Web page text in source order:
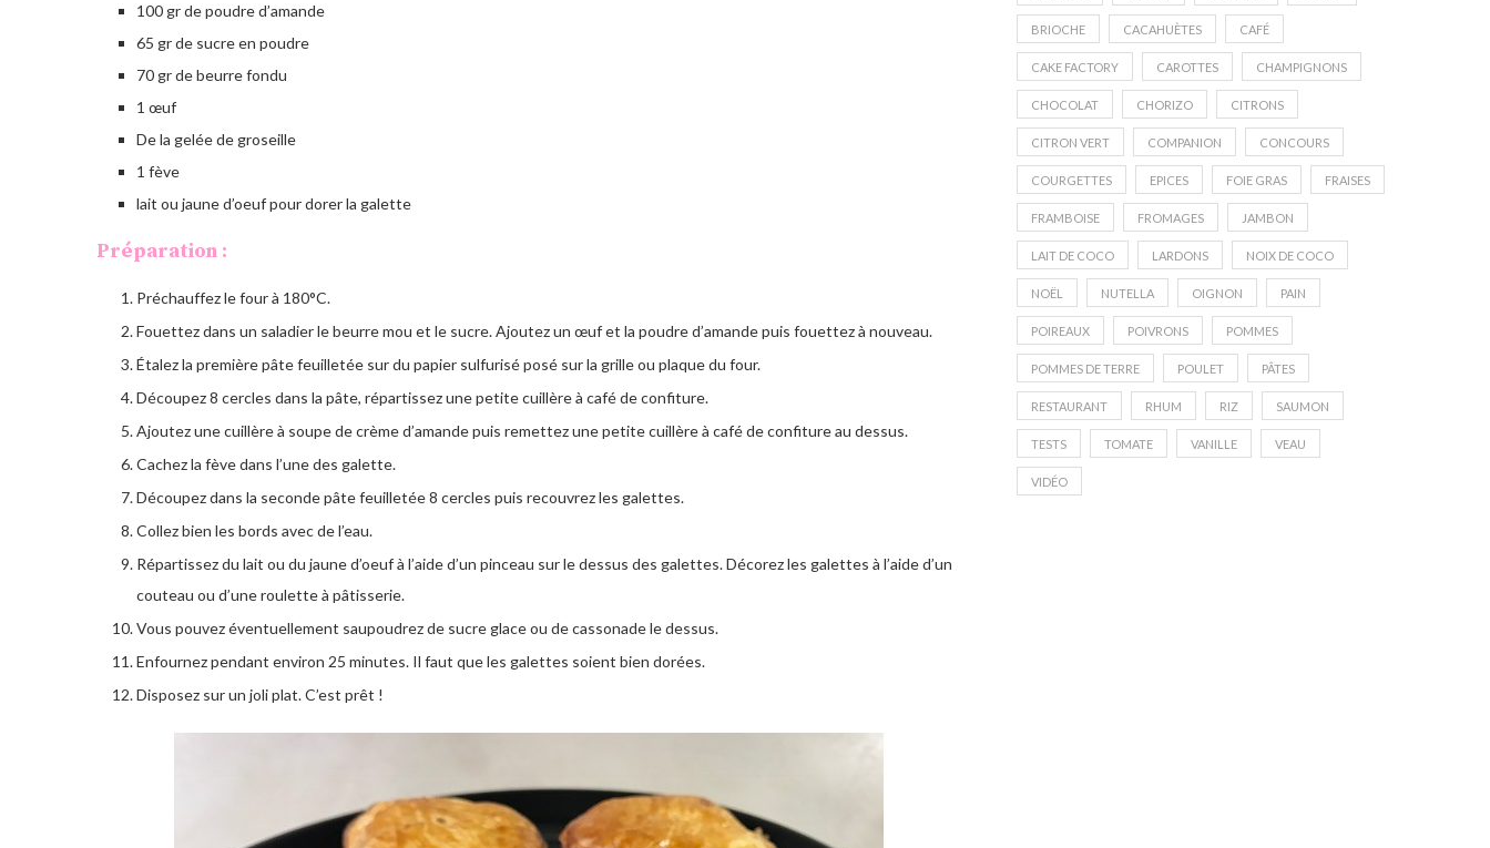
100 gr de poudre d’amande
65 gr de sucre en poudre
70 gr de beurre fondu
1 œuf
De la gelée de groseille
1 fève
lait ou jaune d’oeuf pour dorer la galette
Préparation :
Préchauffez le four à 180°C.
Fouettez dans un saladier le beurre mou et le sucre. Ajoutez un œuf et la poudre d’amande puis fouettez à nouveau.
Étalez la première pâte feuilletée sur du papier sulfurisé posé sur la grille ou plaque du four.
Découpez 8 cercles dans la pâte, répartissez une petite cuillère à café de confiture.
Ajoutez une cuillère à soupe de crème d’amande puis remettez une petite cuillère à café de confiture au dessus.
Cachez la fève dans l’une des galette.
Découpez dans la seconde pâte feuilletée 8 cercles puis recouvrez les galettes.
Collez bien les bords avec de l’eau.
Répartissez du lait ou du jaune d’oeuf à l’aide d’un pinceau sur le dessus des galettes. Décorez les galettes à l’aide d’un
couteau ou d’une roulette à pâtisserie.
Vous pouvez éventuellement saupoudrez de sucre glace ou de cassonade le dessus.
Enfournez pendant environ 25 minutes. Il faut que les galettes soient bien dorées.
Disposez sur un joli plat. C’est prêt !
BRIOCHE CACAHUÈTES CAFÉ
CAKE FACTORY CAROTTES CHAMPIGNONS
CHOCOLAT CHORIZO CITRONS
CITRON VERT COMPANION CONCOURS
COURGETTES EPICES FOIE GRAS FRAISES
FRAMBOISE FROMAGES JAMBON
LAIT DE COCO LARDONS NOIX DE COCO
NOËL NUTELLA OIGNON PAIN
POIREAUX POIVRONS POMMES
POMMES DE TERRE POULET PÂTES
RESTAURANT RHUM RIZ SAUMON
TESTS TOMATE VANILLE VEAU
VIDÉO